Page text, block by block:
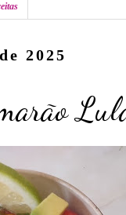
2025